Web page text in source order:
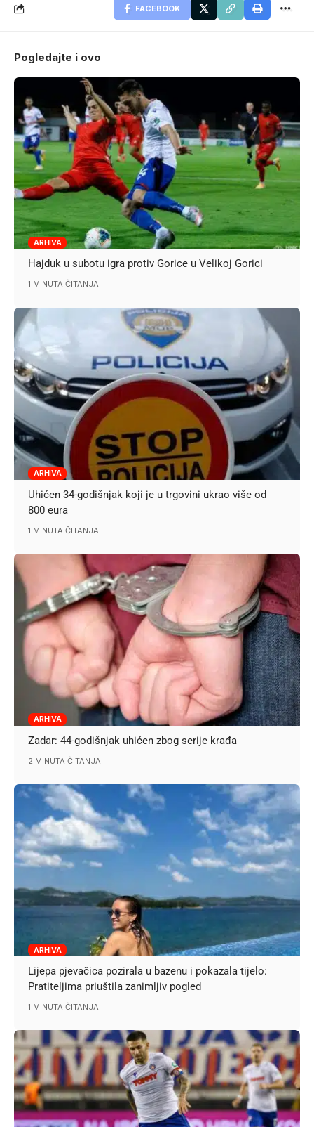
FACEBOOK
Pogledajte i ovo
ARHIVA
Hajduk u subotu igra protiv Gorice u Velikoj Gorici
1 MINUTA ČITANJA
ARHIVA
Uhićen 34-godišnjak koji je u trgovini ukrao više od
800 eura
1 MINUTA ČITANJA
ARHIVA
Zadar: 44-godišnjak uhićen zbog serije krađa
2 MINUTA ČITANJA
ARHIVA
Lijepa pjevačica pozirala u bazenu i pokazala tijelo:
Pratiteljima priuštila zanimljiv pogled
1 MINUTA ČITANJA